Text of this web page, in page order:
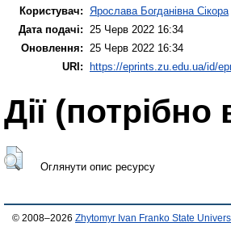
Користувач: Ярослава Богданівна Сікора
Дата подачі: 25 Черв 2022 16:34
Оновлення: 25 Черв 2022 16:34
URI:
https://eprints.zu.edu.ua/id/
Дії ​​(потрібно
Оглянути опис ресурсу
© 2008–2026 Zhytomyr Ivan Franko State